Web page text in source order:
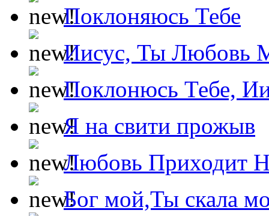
Поклоняюсь Тебе
Иисус, Ты Любовь
Поклонюсь Тебе,
Я на свити прожыв
Любовь Приходит
Бог мой,Ты скала